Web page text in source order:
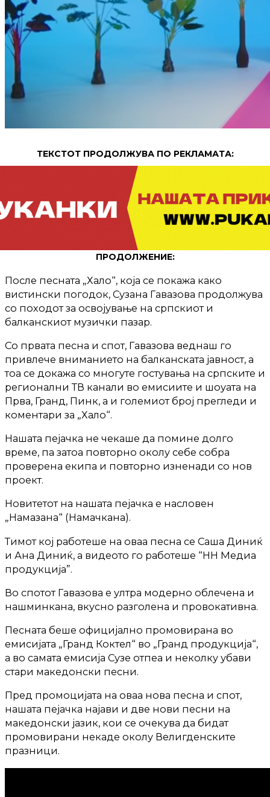
ТЕКСТОТ ПРОДОЛЖУВА ПО РЕКЛАМАТА:
ПРОДОЛЖЕНИЕ:
После песната „Хало“, која се покажа како
вистински погодок, Сузана Гавазова продолжува
со походот за освојување на српскиот и
балканскиот музички пазар.
Со првата песна и спот, Гавазова веднаш го
привлече вниманието на балканската јавност, а
тоа се докажа со многуте гостувања на српските и
регионални ТВ канали во емисиите и шоуата на
Прва, Гранд, Пинк, а и големиот број прегледи и
коментари за „Хало“.
Нашата пејачка не чекаше да помине долго
време, па затоа повторно околу себе собра
проверена екипа и повторно изненади со нов
проект.
Новитетот на нашата пејачка е насловен
„Намазана“ (Намачкана).
Тимот кој работеше на оваа песна се Саша Диниќ
и Ана Диниќ, а видеото го работеше “НН Медиа
продукција”.
Во спотот Гавазова е ултра модерно облечена и
нашминкана, вкусно разголена и провокативна.
Песната беше официјално промовирана во
емисијата „Гранд Коктел“ во „Гранд продукција“,
а во самата емисија Сузе отпеа и неколку убави
стари македонски песни.
Пред промоцијата на оваа нова песна и спот,
нашата пејачка најави и две нови песни на
македонски јазик, кои се очекува да бидат
промовирани некаде околу Велигденските
празници.